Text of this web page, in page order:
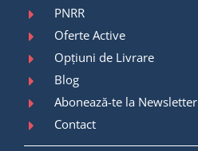
PNRR
Oferte Active
Opțiuni de Livrare
Blog
Abonează-te la Newsletter
Contact